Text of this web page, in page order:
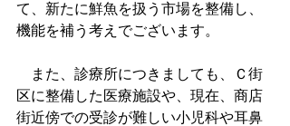
て、新たに鮮魚を扱う市場を整備し、
機能を補う考えでございます。
また、診療所につきましても、Ｃ街
区に整備した医療施設や、現在、商店
街近傍での受診が難しい小児科や耳鼻